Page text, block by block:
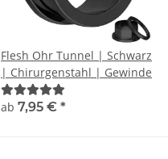
Flesh Ohr Tunnel | Schwarz
| Chirurgenstahl | Gewinde
ab 7,95 € *